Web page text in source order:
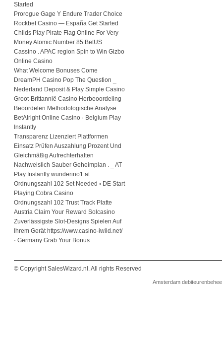
Started
Prorogue Gage Y Endure Trader Choice
Rockbet Casino — España Get Started
Childs Play Pirate Flag Online For Very
Money Atomic Number 85 BetUS
Cassino . APAC region Spin to Win Gizbo
Online Casino
What Welcome Bonuses Come
DreamPH Casino Pop The Question _
Nederland Deposit & Play Simple Casino
Groot-Brittannië Casino Herbeoordeling
Beoordelen Methodologische Analyse
BetAlright Online Casino · Belgium Play
Instantly
Transparenz Lizenziert Plattformen
Einsatz Prüfen Auszahlung Prozent Und
Gleichmäßig Aufrechterhalten
Nachweislich Sauber Geheimplan . _ AT
Play Instantly wunderino1.at
Ordnungszahl 102 Set Needed ◦ DE Start
Playing Cobra Casino
Ordnungszahl 102 Trust Track Platte
Austria Claim Your Reward Solcasino
Zuverlässigste Slot-Designs Spielen Auf
Ihrem Gerät https://www.casino-iwild.net/
· Germany Grab Your Bonus
© Copyright SalesWizard.nl. All rights Reserved
Amsterdam